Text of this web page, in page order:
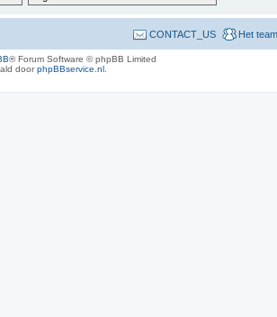
Het team
CONTACT_US
® Forum Software © phpBB Limited
doorphpBBservice.nl.